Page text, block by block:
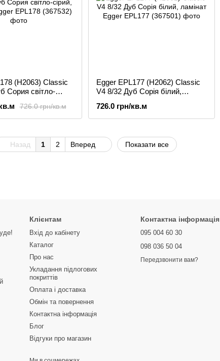
(H2063) Classic
Сория світло-
726.0 грн/кв.м
Egger EPL177 (H2062) Classic
V4 8/32 Дуб Сорія білий,
726.0 грн/кв.м
Назад 1 2 Вперед Показати все
Клієнтам
Вхід до кабінету
Каталог
Про нас
Укладання підлогових
покриттів
Оплата і доставка
Обмін та повернення
Контактна інформація
Блог
Відгуки про магазин
Контактна інформація
095 004 60 30
098 036 50 04
Передзвонити вам?